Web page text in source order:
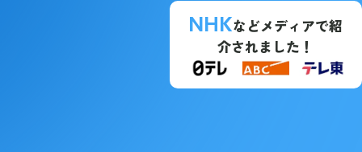
NHKなどメディアで紹
介されました！